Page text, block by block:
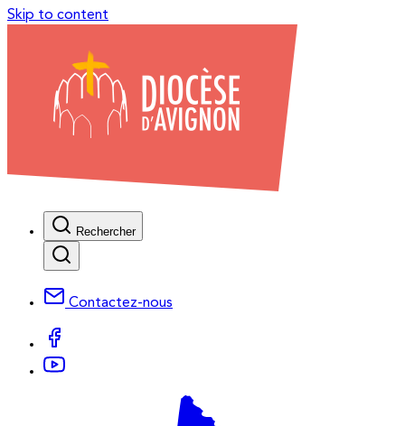
Skip to content
Rechercher
Contactez-nous